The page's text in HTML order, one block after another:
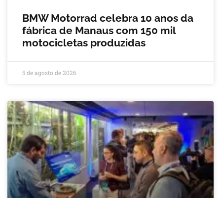
BMW Motorrad celebra 10 anos da
fábrica de Manaus com 150 mil
motocicletas produzidas
5 de agosto de 2026